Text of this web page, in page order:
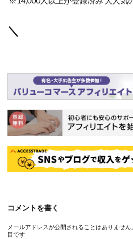
＼
コメントを書く
メールアドレスが公開されることはありません。
目です